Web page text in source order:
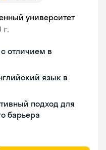
университет
г.
отличием в
язык в
подход для
барьера